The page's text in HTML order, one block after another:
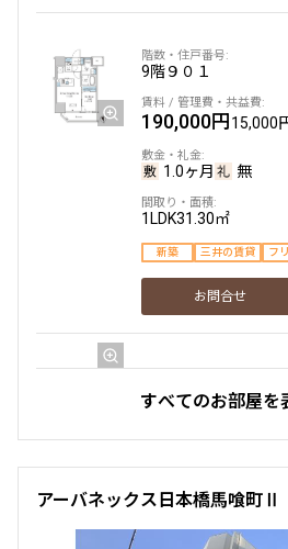
お問合せ
7階 ７０４
163,000円12,000
1.0ヶ月 無
８０２
9階９０１
190,000円15,000
1.0ヶ月 無
1LDK31.30㎡
新築 三井の賃貸 フ
お問合せ
7階７０４
240,000円20,000
1.0ヶ月 無
43.50㎡
すべてのお部屋を
アーバネックス日本橋馬喰町Ⅱ